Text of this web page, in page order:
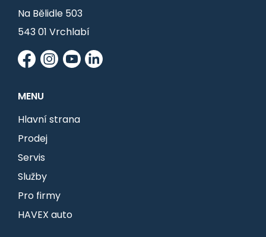
Na Bělidle 503
543 01 Vrchlabí
MENU
Hlavní strana
Prodej
Servis
Služby
Pro firmy
HAVEX auto